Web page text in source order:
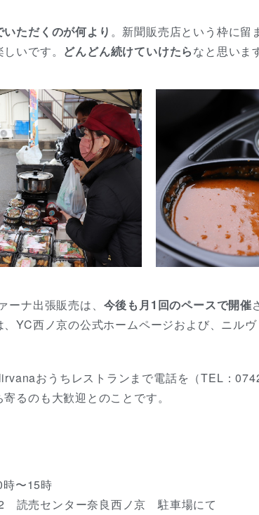
ただくのが何より 。新聞販売店という枠に留
いです。 どんどん続けていけたらなと思いま
ナ出張販売は、 今後も月1回のペースで開催
、YC西ノ京の公式ホームページおよび、ニル
おうちレストランまで電話を（TEL：
寄るのも大歓迎とのことです。
〜15時
読売センター奈良西ノ京 駐車場にて